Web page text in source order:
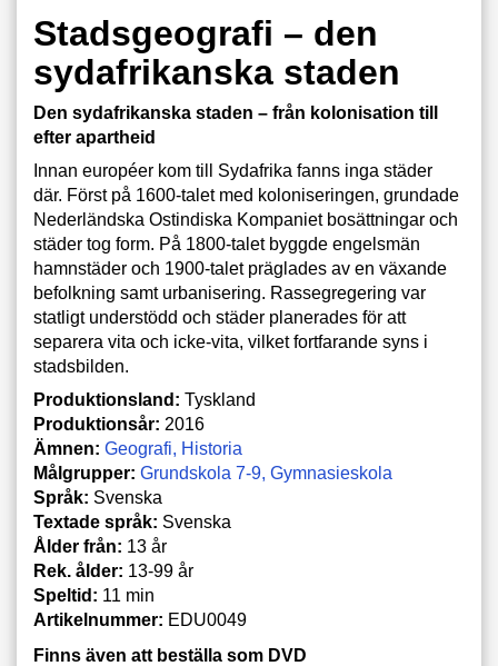
Stadsgeografi – den
sydafrikanska staden
Den sydafrikanska staden – från kolonisation till
efter apartheid
Innan européer kom till Sydafrika fanns inga städer
där. Först på 1600-talet med koloniseringen, grundade
Nederländska Ostindiska Kompaniet bosättningar och
städer tog form. På 1800-talet byggde engelsmän
hamnstäder och 1900-talet präglades av en växande
befolkning samt urbanisering. Rassegregering var
statligt understödd och städer planerades för att
separera vita och icke-vita, vilket fortfarande syns i
stadsbilden.
Produktionsland: Tyskland
Produktionsår: 2016
Ämnen: Geografi
Historia
Målgrupper: Grundskola 7-9 Gymnasieskola
Språk: Svenska
Textade språk: Svenska
Ålder från: 13 år
Rek. ålder: 13-99 år
Speltid: 11 min
Artikelnummer: EDU0049
Finns även att beställa som DVD